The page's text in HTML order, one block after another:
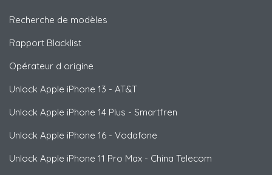
Recherche de modèles
Rapport Blacklist
Opérateur d origine
Unlock Apple iPhone 13 - AT&T
Unlock Apple iPhone 14 Plus - Smartfren
Unlock Apple iPhone 16 - Vodafone
Unlock Apple iPhone 11 Pro Max - China Telecom